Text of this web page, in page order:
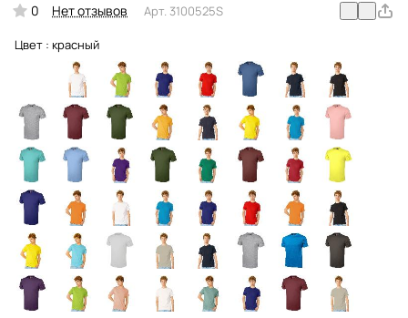
0 Нет отзывов Арт. 3100525S
Цвет : красный